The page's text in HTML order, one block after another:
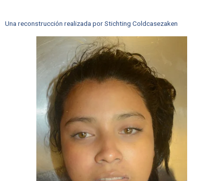
Una reconstrucción realizada por Stichting Coldcasezaken